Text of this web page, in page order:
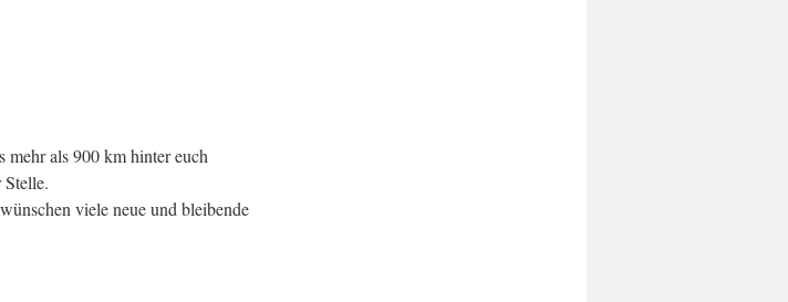
mehr als 900 km hinter euch
viele neue und bleibende